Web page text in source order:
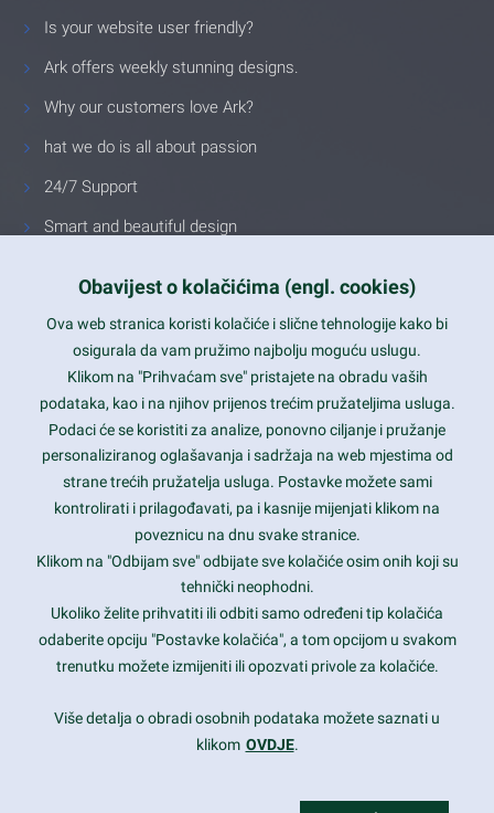
Is your website user friendly?
Ark offers weekly stunning designs.
Why our customers love Ark?
hat we do is all about passion
24/7 Support
Smart and beautiful design
Latest trends and much more...
Contact Info
1600 Amphitheatre Parkway, Mountain View, CA 94043
prothemes.net@gmail.com
Daily: 9:00 am - 6:00 pm
Sunday: Closed
Copyright 2017FRESHFACE© All Rights Reserved
Obavijest o kolačićima (engl. cookies)
Ova web stranica koristi kolačiće i slične tehnologije kako bi
osigurala da vam pružimo najbolju moguću uslugu.
Klikom na "Prihvaćam sve" pristajete na obradu vaših
podataka, kao i na njihov prijenos trećim pružateljima usluga.
Podaci će se koristiti za analize, ponovno ciljanje i pružanje
personaliziranog oglašavanja i sadržaja na web mjestima od
strane trećih pružatelja usluga. Postavke možete sami
kontrolirati i prilagođavati, pa i kasnije mijenjati klikom na
poveznicu na dnu svake stranice.
Klikom na "Odbijam sve" odbijate sve kolačiće osim onih koji su
tehnički neophodni.
Ukoliko želite prihvatiti ili odbiti samo određeni tip kolačića
odaberite opciju "Postavke kolačića", a tom opcijom u svakom
trenutku možete izmijeniti ili opozvati privole za kolačiće.
Više detalja o obradi osobnih podataka možete saznati u
klikom OVDJE.